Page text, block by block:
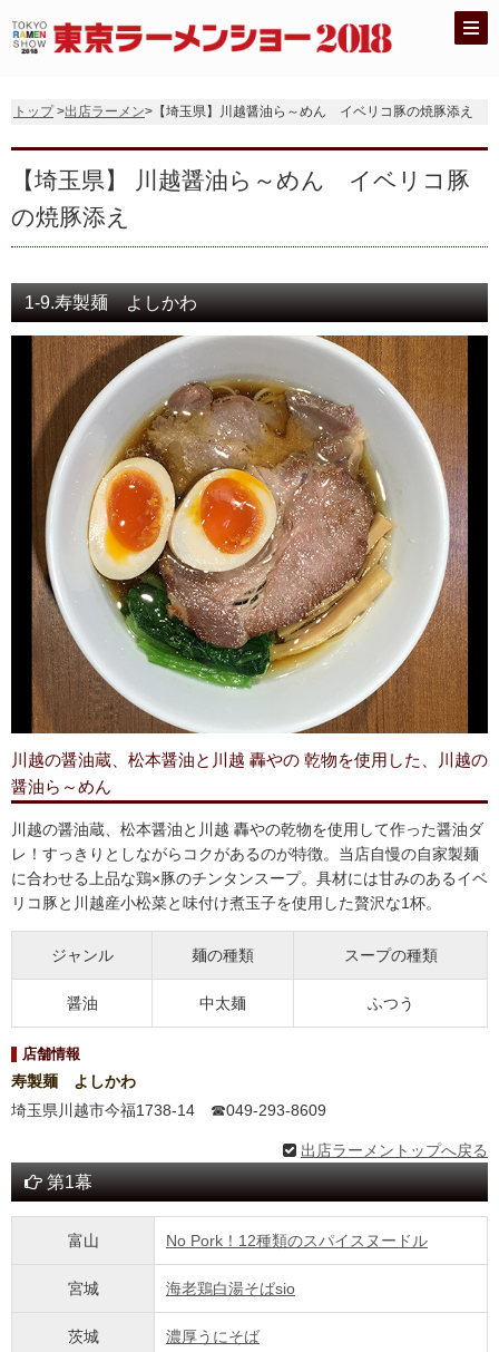
トップ>出店ラーメン>【埼玉県】川越醤油ら～めん イベリコ豚の焼豚添え
【埼玉県】 川越醤油ら～めん イベリコ豚
の焼豚添え
1-9.寿製麺 よしかわ
川越の醤油蔵、松本醤油と川越 轟やの 乾物を使用した、川越の
醤油ら～めん
川越の醤油蔵、松本醤油と川越 轟やの乾物を使用して作った醤油ダ
レ！すっきりとしながらコクがあるのが特徴。当店自慢の自家製麺
に合わせる上品な鶏×豚のチンタンスープ。具材には甘みのあるイベ
リコ豚と川越産小松菜と味付け煮玉子を使用した贅沢な1杯。
ジャンル 麺の種類 スープの種類
醤油 中太麺 ふつう
店舗情報
寿製麺 よしかわ
埼玉県川越市今福1738-14 ☎049-293-8609
出店ラーメントップへ戻る
第1幕
富山 No Pork！12種類のスパイスヌードル
宮城 海老鶏白湯そばsio
茨城 濃厚うにそば